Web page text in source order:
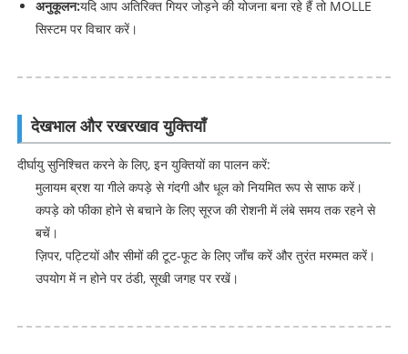
अनुकूलन:यदि आप अतिरिक्त गियर जोड़ने की योजना बना रहे हैं तो MOLLE
सिस्टम पर विचार करें।
देखभाल और रखरखाव युक्तियाँ
दीर्घायु सुनिश्चित करने के लिए, इन युक्तियों का पालन करें:
मुलायम ब्रश या गीले कपड़े से गंदगी और धूल को नियमित रूप से साफ करें।
कपड़े को फीका होने से बचाने के लिए सूरज की रोशनी में लंबे समय तक रहने से
बचें।
ज़िपर, पट्टियों और सीमों की टूट-फूट के लिए जाँच करें और तुरंत मरम्मत करें।
उपयोग में न होने पर ठंडी, सूखी जगह पर रखें।